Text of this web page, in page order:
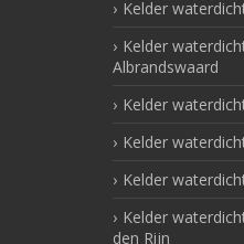
Kelder
Kelder
Albrandswaard
Kelder
Kelder
Kelder
Kelder
den Rijn